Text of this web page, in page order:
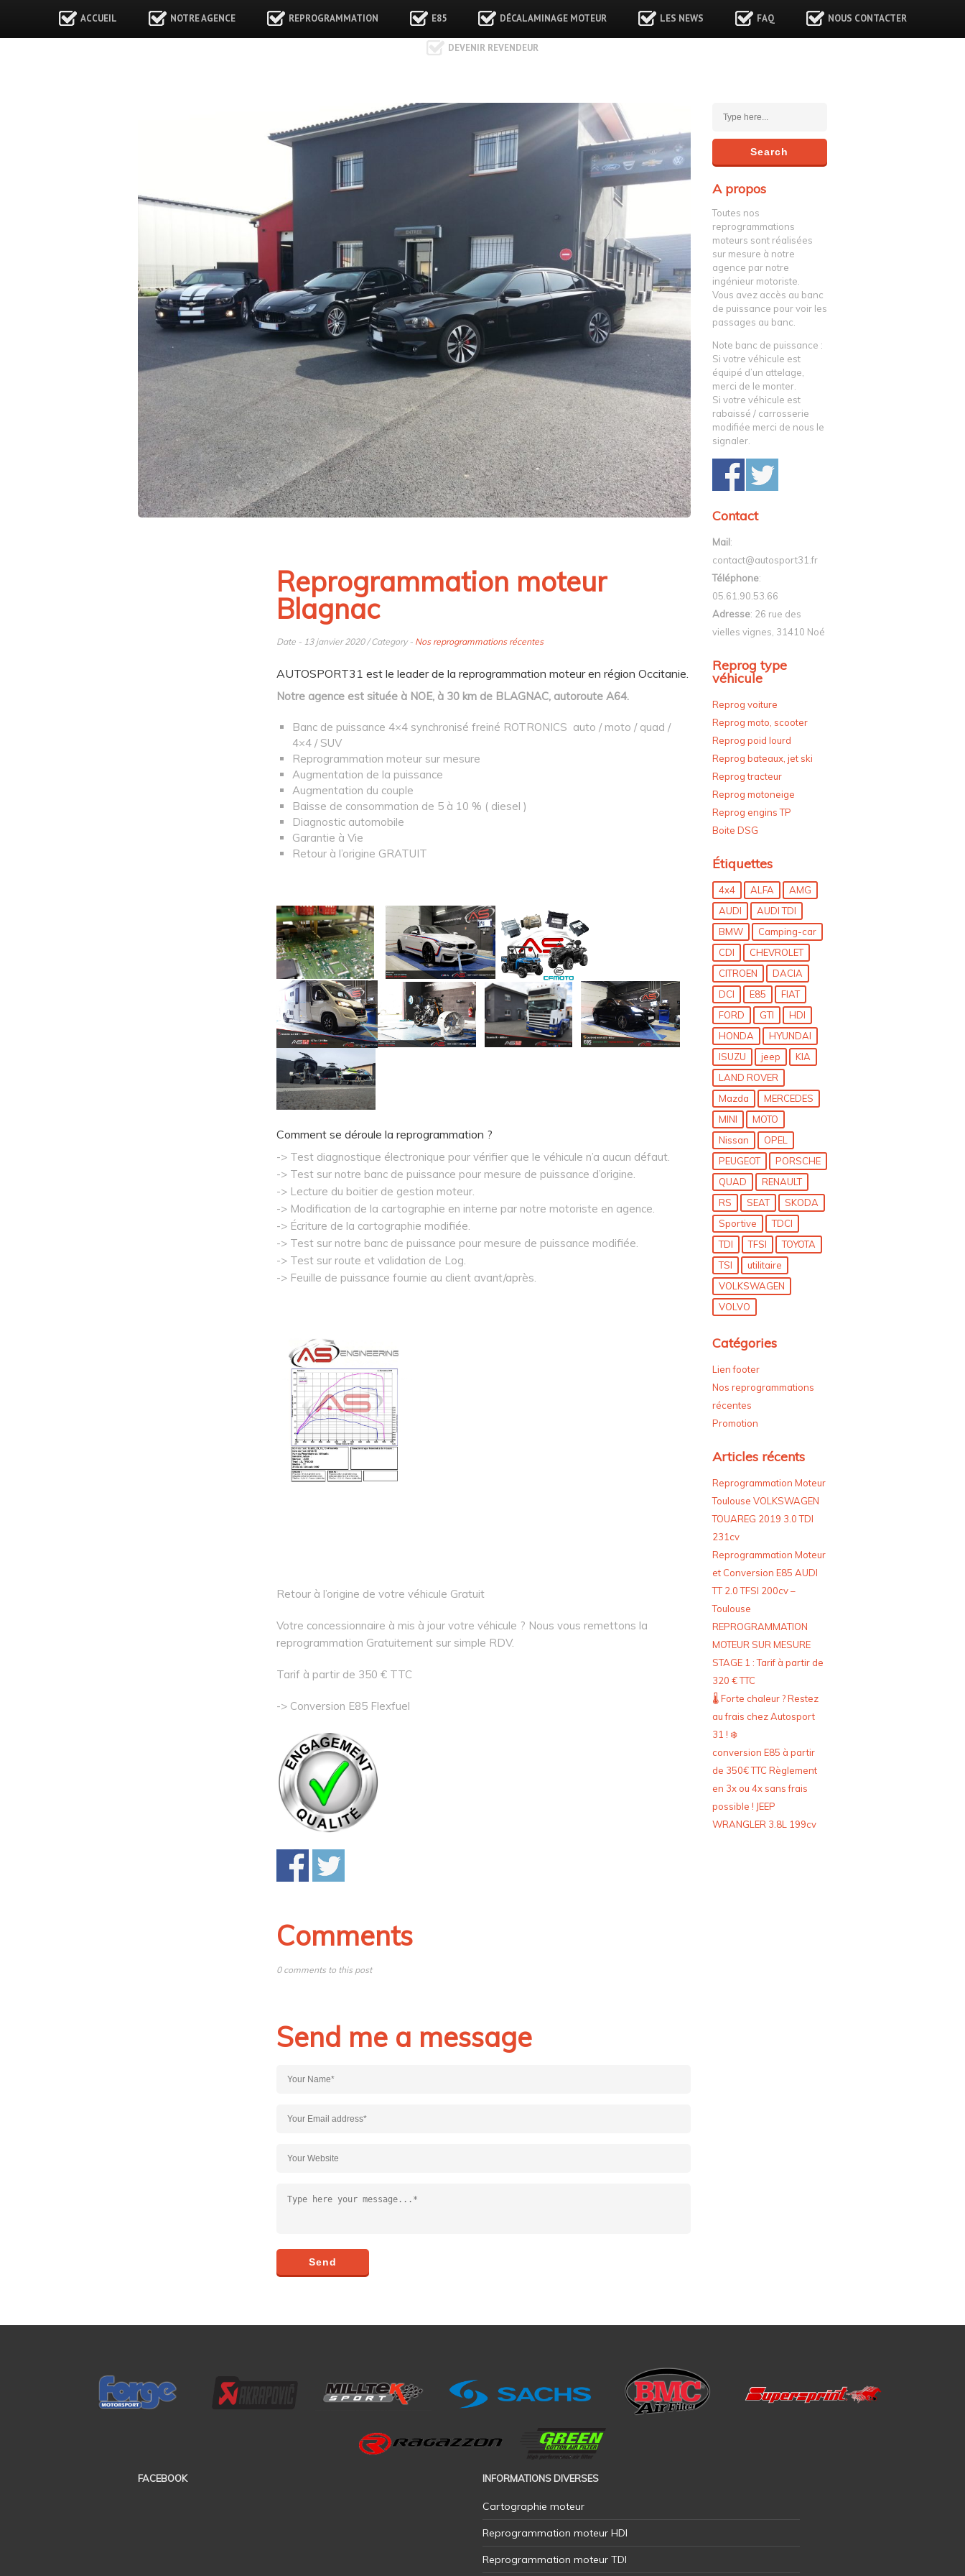
ACCUEIL NOTRE AGENCE REPROGRAMMATION E85 DÉCALAMINAGE MOTEUR LES NEWS FAQ NOUS CONTACTER
DEVENIR REVENDEUR
Reprogrammation moteur
Blagnac
Date - 13 janvier 2020 / Category - Nos reprogrammations récentes
AUTOSPORT31 est le leader de la reprogrammation moteur en région Occitanie.
Notre agence est située à NOE, à 30 km de BLAGNAC, autoroute A64.
Banc de puissance 4×4 synchronisé freiné ROTRONICS auto / moto / quad /
4×4 / SUV
Reprogrammation moteur sur mesure
Augmentation de la puissance
Augmentation du couple
Baisse de consommation de 5 à 10 % ( diesel )
Diagnostic automobile
Garantie à Vie
Retour à l’origine GRATUIT
Comment se déroule la reprogrammation ?
-> Test diagnostique électronique pour vérifier que le véhicule n’a aucun défaut.
-> Test sur notre banc de puissance pour mesure de puissance d’origine.
-> Lecture du boitier de gestion moteur.
-> Modification de la cartographie en interne par notre motoriste en agence.
-> Écriture de la cartographie modifiée.
-> Test sur notre banc de puissance pour mesure de puissance modifiée.
-> Test sur route et validation de Log.
-> Feuille de puissance fournie au client avant/après.
Retour à l’origine de votre véhicule Gratuit
Votre concessionnaire à mis à jour votre véhicule ? Nous vous remettons la
reprogrammation Gratuitement sur simple RDV.
Tarif à partir de 350 € TTC
-> Conversion E85 Flexfuel
Comments
0 comments to this post
Send me a message
A propos
Toutes nos
reprogrammations
moteurs sont réalisées
sur mesure à notre
agence par notre
ingénieur motoriste.
Vous avez accès au banc
de puissance pour voir les
passages au banc.
Note banc de puissance :
Si votre véhicule est
équipé d’un attelage,
merci de le monter.
Si votre véhicule est
rabaissé / carrosserie
modifiée merci de nous le
signaler.
Contact
Mail:
contact@autosport31.fr
Téléphone:
05.61.90.53.66
Adresse: 26 rue des
vielles vignes, 31410 Noé
Reprog type
véhicule
Reprog voiture
Reprog moto, scooter
Reprog poid lourd
Reprog bateaux, jet ski
Reprog tracteur
Reprog motoneige
Reprog engins TP
Boite DSG
Étiquettes
4x4 ALFA
AMG
AUDI
AUDI TDI
BMW
Camping-car
CDI
CHEVROLET
CITROEN
DACIA
DCI
E85
FIAT
FORD
GTI
HDI
HONDA
HYUNDAI
ISUZU
jeep
KIA
LAND ROVER
Mazda
MERCEDES
MINI
MOTO
Nissan
OPEL
PEUGEOT
PORSCHE
QUAD
RENAULT
RS
SEAT
SKODA
Sportive
TDCI
TDI
TFSI
TOYOTA
TSI
utilitaire
VOLKSWAGEN
VOLVO
Catégories
Lien footer
Nos reprogrammations
récentes
Promotion
Articles récents
Reprogrammation Moteur
Toulouse VOLKSWAGEN
TOUAREG 2019 3.0 TDI
231cv
Reprogrammation Moteur
et Conversion E85 AUDI
TT 2.0 TFSI 200cv –
Toulouse
REPROGRAMMATION
MOTEUR SUR MESURE
STAGE 1 : Tarif à partir de
320 € TTC
🌡️ Forte chaleur ? Restez
au frais chez Autosport
31 ! ❄️
conversion E85 à partir
de 350€ TTC Règlement
en 3x ou 4x sans frais
possible ! JEEP
WRANGLER 3.8L 199cv
FACEBOOK INFORMATIONS DIVERSES
Cartographie moteur
Reprogrammation moteur HDI
Reprogrammation moteur TDI